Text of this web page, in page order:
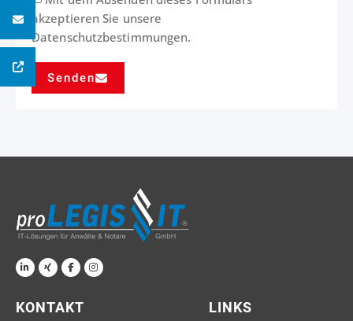
akzeptieren Sie unsere
Datenschutzbestimmungen.
Senden
KONTAKT LINKS